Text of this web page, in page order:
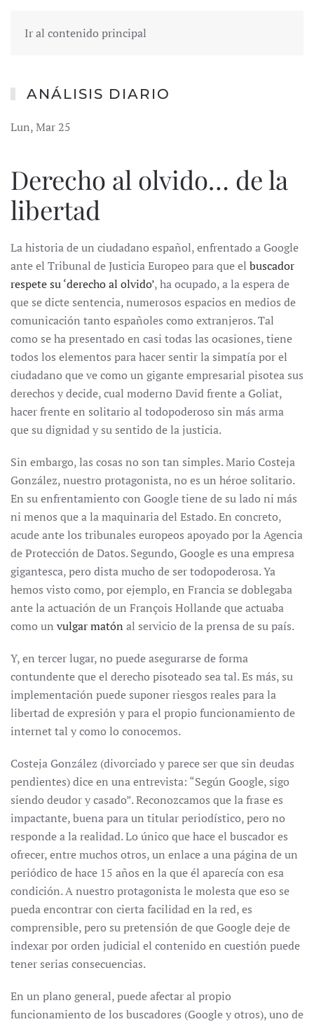
Ir al contenido principal
ANÁLISIS DIARIO
Lun, Mar 25
Derecho al olvido… de la
libertad
La historia de un ciudadano español, enfrentado a Google
ante el Tribunal de Justicia Europeo para que el buscador
respete su ‘derecho al olvido’, ha ocupado, a la espera de
que se dicte sentencia, numerosos espacios en medios de
comunicación tanto españoles como extranjeros. Tal
como se ha presentado en casi todas las ocasiones, tiene
todos los elementos para hacer sentir la simpatía por el
ciudadano que ve como un gigante empresarial pisotea sus
derechos y decide, cual moderno David frente a Goliat,
hacer frente en solitario al todopoderoso sin más arma
que su dignidad y su sentido de la justicia.
Sin embargo, las cosas no son tan simples. Mario Costeja
González, nuestro protagonista, no es un héroe solitario.
En su enfrentamiento con Google tiene de su lado ni más
ni menos que a la maquinaria del Estado. En concreto,
acude ante los tribunales europeos apoyado por la Agencia
de Protección de Datos. Segundo, Google es una empresa
gigantesca, pero dista mucho de ser todopoderosa. Ya
hemos visto como, por ejemplo, en Francia se doblegaba
ante la actuación de un François Hollande que actuaba
como un vulgar matón al servicio de la prensa de su país.
Y, en tercer lugar, no puede asegurarse de forma
contundente que el derecho pisoteado sea tal. Es más, su
implementación puede suponer riesgos reales para la
libertad de expresión y para el propio funcionamiento de
internet tal y como lo conocemos.
Costeja González (divorciado y parece ser que sin deudas
pendientes) dice en una entrevista: “Según Google, sigo
siendo deudor y casado”. Reconozcamos que la frase es
impactante, buena para un titular periodístico, pero no
responde a la realidad. Lo único que hace el buscador es
ofrecer, entre muchos otros, un enlace a una página de un
periódico de hace 15 años en la que él aparecía con esa
condición. A nuestro protagonista le molesta que eso se
pueda encontrar con cierta facilidad en la red, es
comprensible, pero su pretensión de que Google deje de
indexar por orden judicial el contenido en cuestión puede
tener serias consecuencias.
En un plano general, puede afectar al propio
funcionamiento de los buscadores (Google y otros), uno de